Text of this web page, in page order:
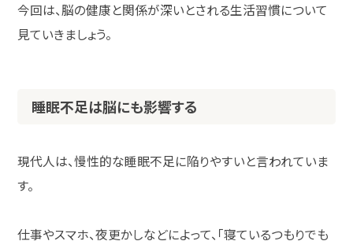
今回は、脳の健康と関係が深いとされる生活習慣について
見ていきましょう。
睡眠不足は脳にも影響する
現代人は、慢性的な睡眠不足に陥りやすいと言われていま
す。
仕事やスマホ、夜更かしなどによって、「寝ているつもりでも